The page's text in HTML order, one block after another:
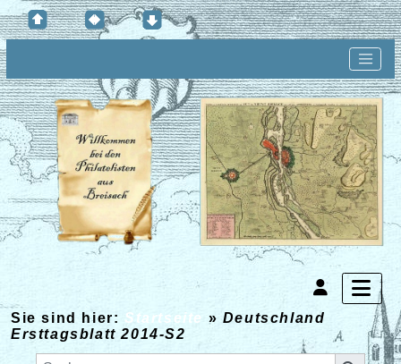
Sie sind hier: Startseite » Deutschland
Ersttagsblatt 2014-S2